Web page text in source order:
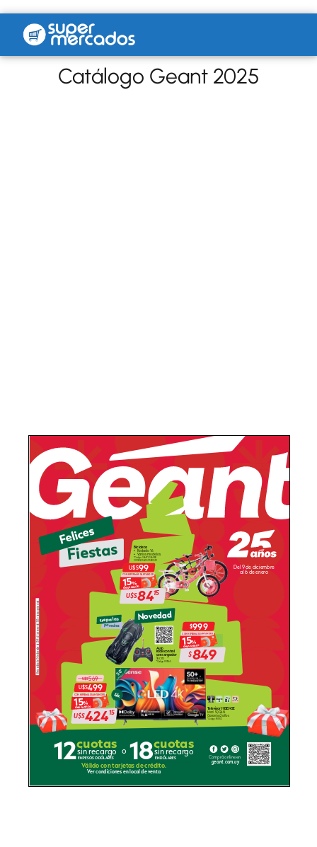
Catálogo Geant 2025